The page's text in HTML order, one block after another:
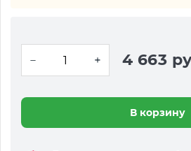
4 663
В корзину